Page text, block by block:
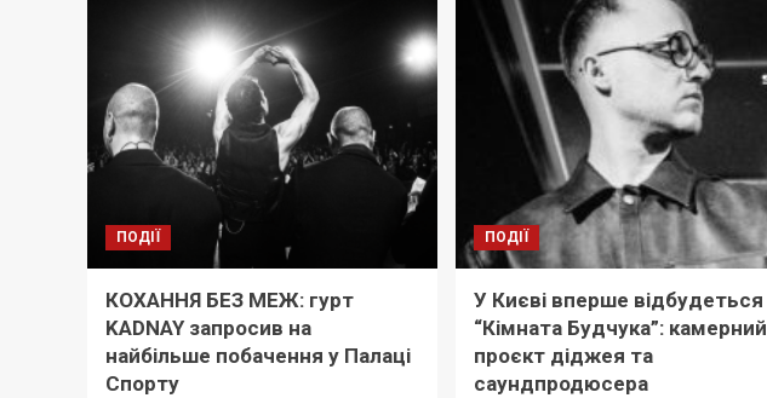
ПОДІЇ
КОХАННЯ БЕЗ МЕЖ: гурт
KADNAY запросив на
найбільше побачення у Палаці
Спорту
ПОДІЇ
У Києві вперше відбудеться
“Кімната Будчука”: камерний
проєкт діджея та
саундпродюсера